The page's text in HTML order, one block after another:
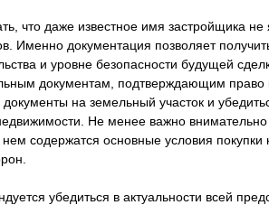
что даже известное имя застройщика
Именно документация позволяет
и уровне безопасности будущей
документам, подтверждающим право
документы на земельный участок и
Не менее важно внимательно
содержатся основные условия
убедиться в актуальности всей